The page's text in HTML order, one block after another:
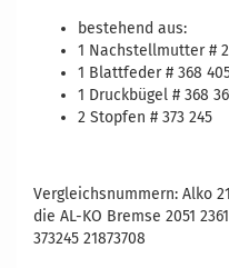
bestehend aus:
1 Nachstellmutter #
1 Blattfeder # 368
1 Druckbügel # 368
2 Stopfen # 373 245
Vergleichsnummern: Alko
die AL-KO Bremse 2051
373245 21873708